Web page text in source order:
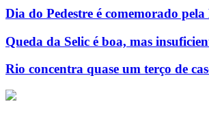
Dia do Pedestre é comemorado
Queda da Selic é boa, mas
Rio concentra quase um terço de